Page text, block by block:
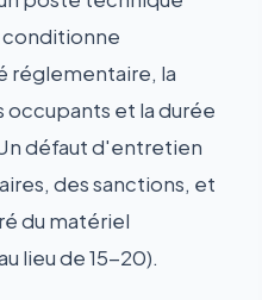
conditionne
réglementaire, la
occupants et la durée
défaut d'entretien
des sanctions, et
du matériel
lieu de 15-20).